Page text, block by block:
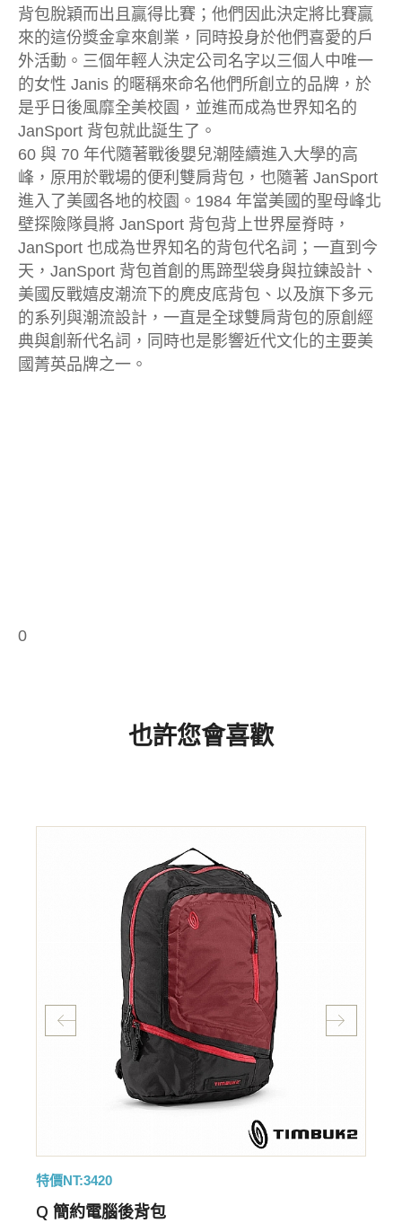
背包脫穎而出且贏得比賽；他們因此決定將比賽贏
來的這份獎金拿來創業，同時投身於他們喜愛的戶
外活動。三個年輕人決定公司名字以三個人中唯一
的女性 Janis 的暱稱來命名他們所創立的品牌，於
是乎日後風靡全美校園，並進而成為世界知名的
JanSport 背包就此誕生了。
60 與 70 年代隨著戰後嬰兒潮陸續進入大學的高
峰，原用於戰場的便利雙肩背包，也隨著 JanSport
進入了美國各地的校園。1984 年當美國的聖母峰北
壁探險隊員將 JanSport 背包背上世界屋脊時，
JanSport 也成為世界知名的背包代名詞；一直到今
天，JanSport 背包首創的馬蹄型袋身與拉鍊設計、
美國反戰嬉皮潮流下的麂皮底背包、以及旗下多元
的系列與潮流設計，一直是全球雙肩背包的原創經
典與創新代名詞，同時也是影響近代文化的主要美
國菁英品牌之一。
0
也許您會喜歡
特價NT:3420
Q 簡約電腦後背包